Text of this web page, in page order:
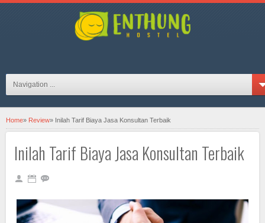
Navigation ...
Home» Review» Inilah Tarif Biaya Jasa Konsultan Terbaik
Inilah Tarif Biaya Jasa Konsultan Terbaik